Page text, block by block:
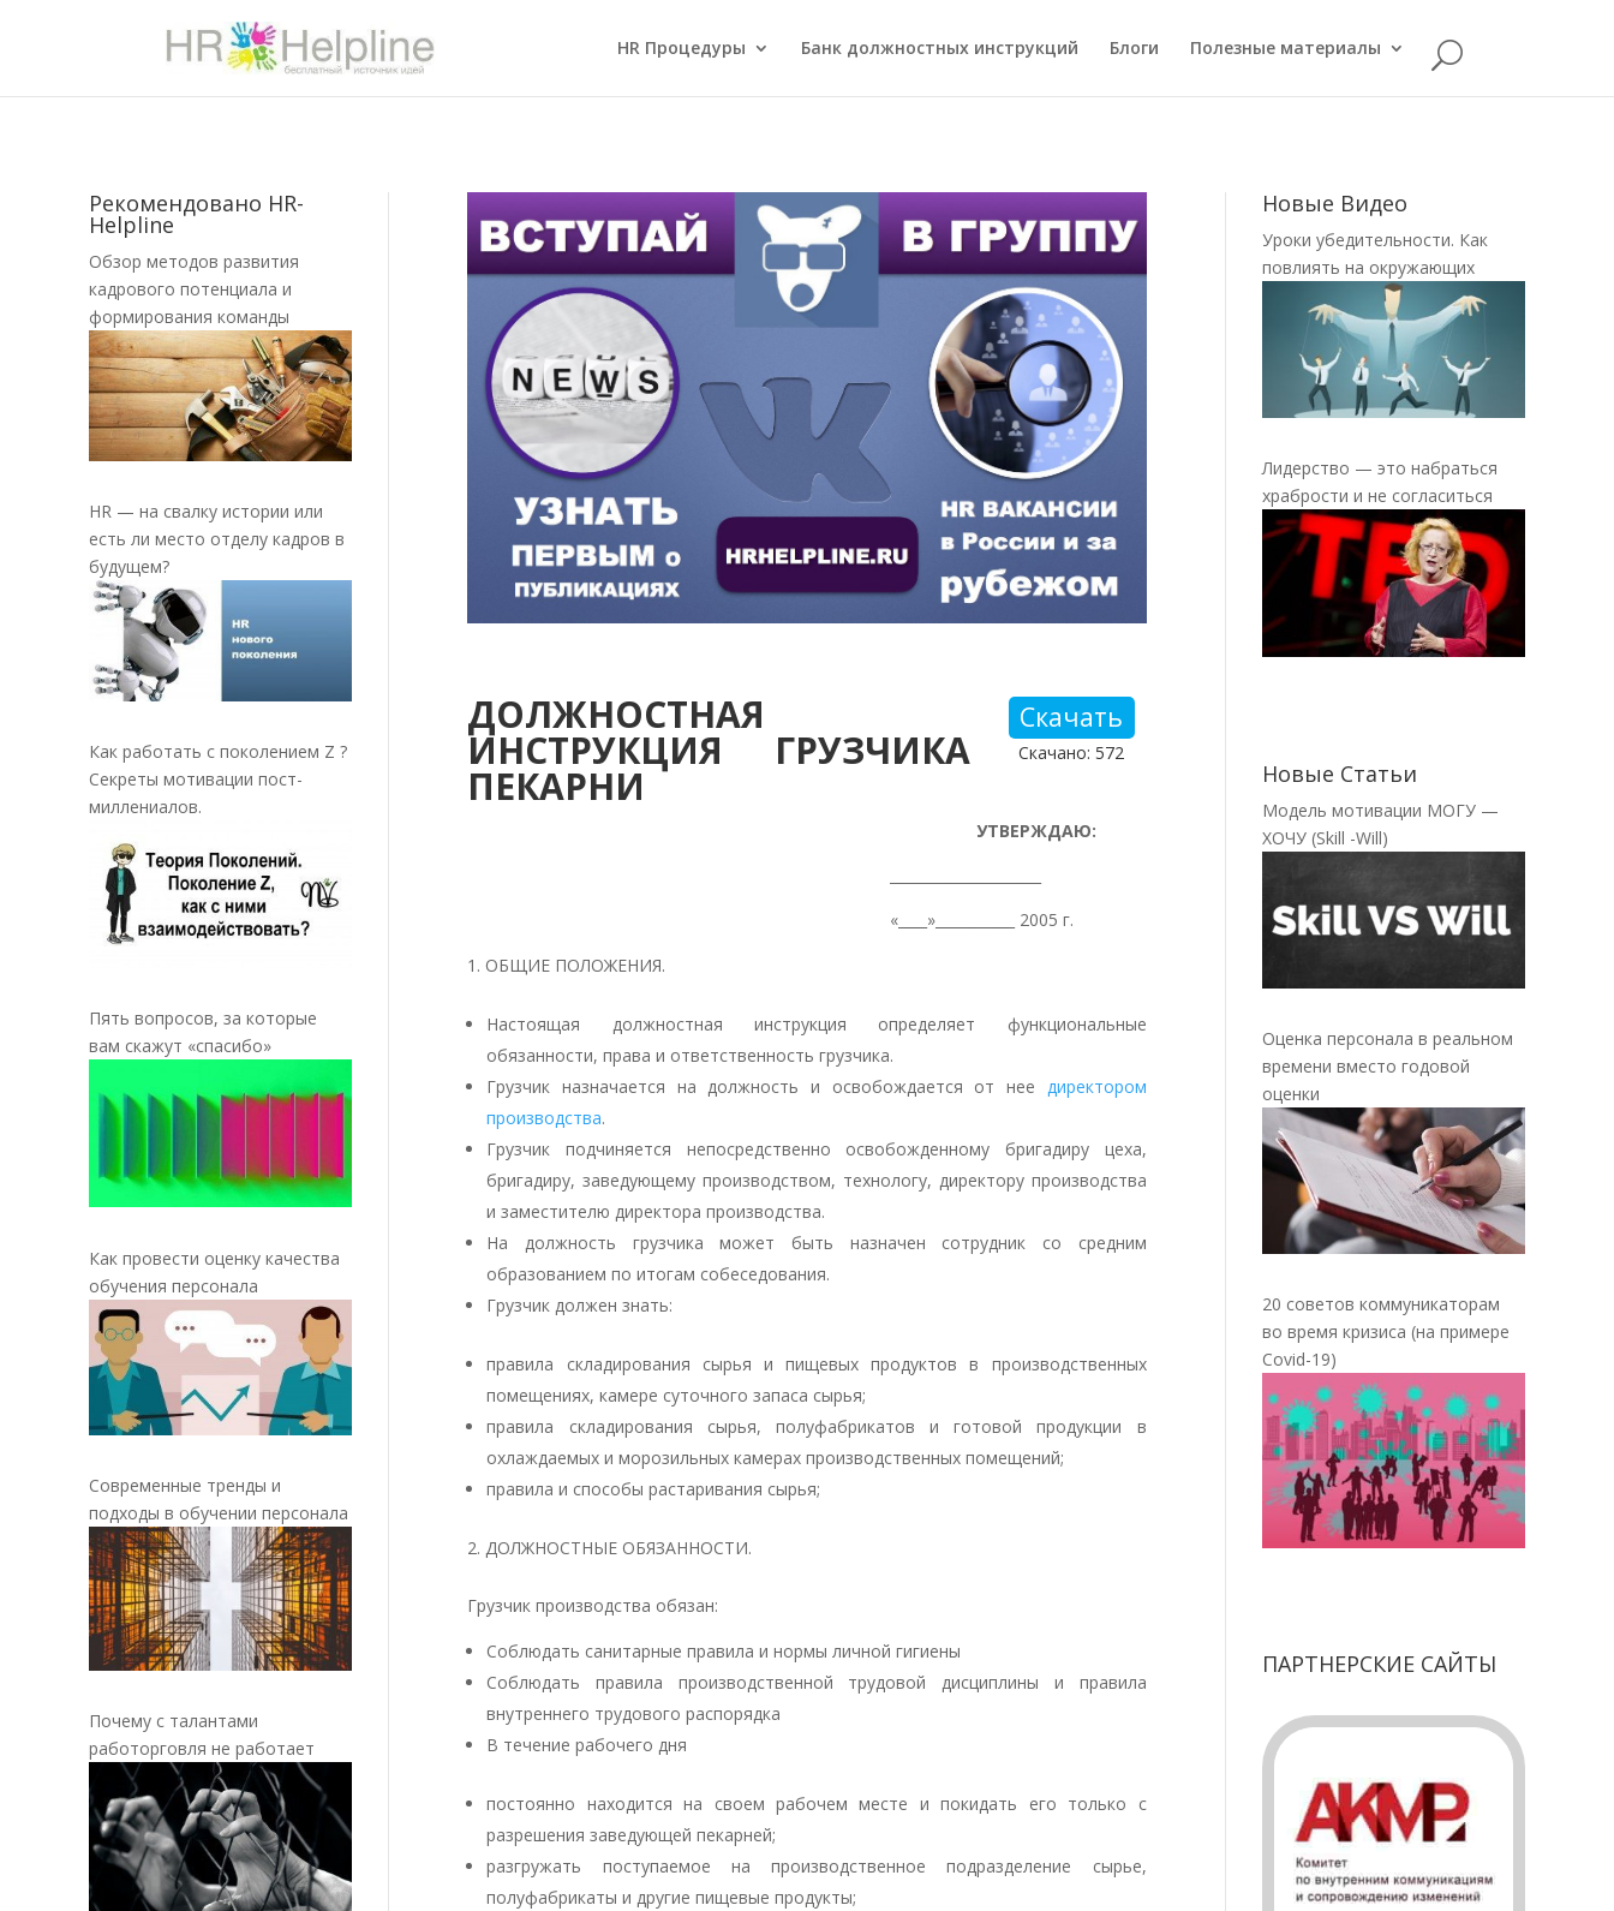
HR Процедуры Банк должностных инструкций Блоги Полезные материалы
Рекомендовано HR-
Helpline
Обзор методов развития
кадрового потенциала и
формирования команды
HR — на свалку истории или
есть ли место отделу кадров в
будущем?
Как работать с поколением Z ?
Секреты мотивации пост-
миллениалов.
Пять вопросов, за которые
вам скажут «спасибо»
Как провести оценку качества
обучения персонала
Современные тренды и
подходы в обучении персонала
Почему с талантами
работорговля не работает
ДОЛЖНОСТНАЯ
ИНСТРУКЦИЯ ГРУЗЧИКА
ПЕКАРНИ
Скачать
Скачано: 572
УТВЕРЖДАЮ:
«____»___________ 2005 г.
ОБЩИЕ ПОЛОЖЕНИЯ.
Настоящая должностная инструкция определяет функциональные
обязанности, права и ответственность грузчика.
Грузчик назначается на должность и освобождается от нее директором
производства.
Грузчик подчиняется непосредственно освобожденному бригадиру цеха,
бригадиру, заведующему производством, технологу, директору производства
и заместителю директора производства.
На должность грузчика может быть назначен сотрудник со средним
образованием по итогам собеседования.
Грузчик должен знать:
правила складирования сырья и пищевых продуктов в производственных
помещениях, камере суточного запаса сырья;
правила складирования сырья, полуфабрикатов и готовой продукции в
охлаждаемых и морозильных камерах производственных помещений;
правила и способы растаривания сырья;
ДОЛЖНОСТНЫЕ ОБЯЗАННОСТИ.
Грузчик производства обязан:
Соблюдать санитарные правила и нормы личной гигиены
Соблюдать правила производственной трудовой дисциплины и правила
внутреннего трудового распорядка
В течение рабочего дня
постоянно находится на своем рабочем месте и покидать его только с
разрешения заведующей пекарней;
разгружать поступаемое на производственное подразделение сырье,
полуфабрикаты и другие пищевые продукты;
Новые Видео
Уроки убедительности. Как
повлиять на окружающих
Лидерство — это набраться
храбрости и не согласиться
Новые Статьи
Модель мотивации МОГУ —
ХОЧУ (Skill -Will)
Оценка персонала в реальном
времени вместо годовой
оценки
20 советов коммуникаторам
во время кризиса (на примере
Covid-19)
ПАРТНЕРСКИЕ САЙТЫ